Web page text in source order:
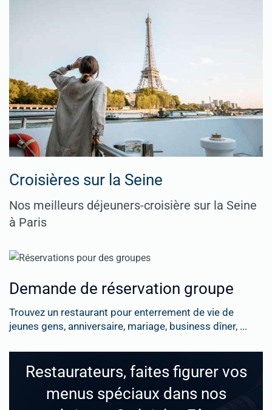
Croisières sur la Seine
Nos meilleurs déjeuners-croisière sur la Seine
à Paris
Demande de réservation groupe
Trouvez un restaurant pour enterrement de vie de
jeunes gens, anniversaire, mariage, business dîner, ...
Restaurateurs, faites figurer vos
menus spéciaux dans nos